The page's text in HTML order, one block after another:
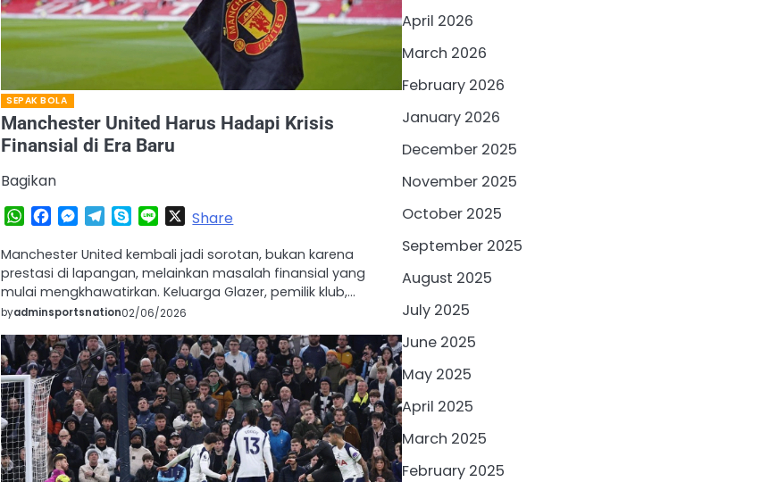
SEPAK BOLA
Manchester United Harus Hadapi Krisis
Finansial di Era Baru
Bagikan
WhatsApp
Facebook
Messenger
Telegram
SkypeLine XShare
Manchester United kembali jadi sorotan, bukan karena
prestasi di lapangan, melainkan masalah finansial yang
mulai mengkhawatirkan. Keluarga Glazer, pemilik klub,…
byadminsportsnation02/06/2026
April 2026
March 2026
February 2026
January 2026
December 2025
November 2025
October 2025
September 2025
August 2025
July 2025
June 2025
May 2025
April 2025
March 2025
February 2025